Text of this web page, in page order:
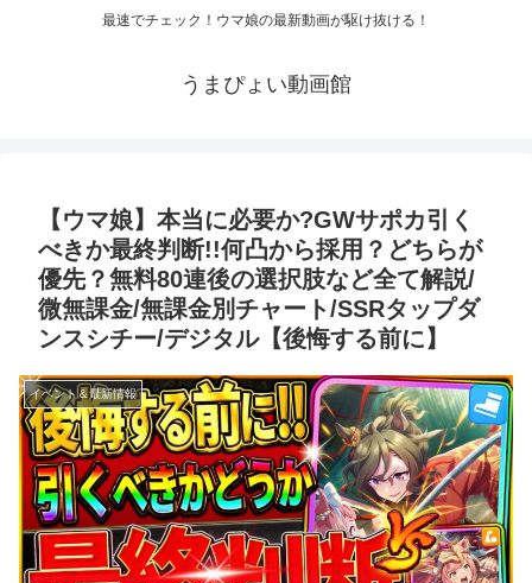
最速でチェック！ウマ娘の最新動画が駆け抜ける！
うまぴょい動画館
【ウマ娘】本当に必要か?GWサポカ引く
べきか最終判断!!何凸から採用？どちらが
優先？無料80連後の選択肢など全て解説/
微無課金/無課金別チャート/SSRタップダ
ンスシチー/デジタル【後悔する前に】
イベント＆最新情報